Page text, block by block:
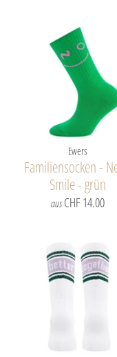
Ewers
Familiensocken -
Smile - grün
aus CHF 14.00